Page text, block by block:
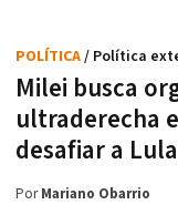
Milei busca
ultraderecha
desafiar a Lula
POLÍTICA/ Política
PorMariano Obarrio